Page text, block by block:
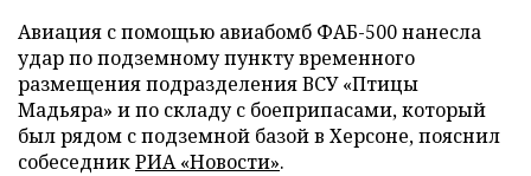
Авиация с помощью авиабомб ФАБ-500 нанесла
удар по подземному пункту временного
размещения подразделения ВСУ «Птицы
Мадьяра» и по складу с боеприпасами, который
был рядом с подземной базой в Херсоне, пояснил
собеседникРИА «Новости».